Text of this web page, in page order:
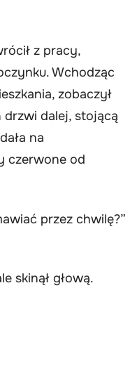
z pracy,
Wchodząc
zobaczył
drzwi dalej, stojącą
na
czerwone od
przez chwilę?”
skinął głową.